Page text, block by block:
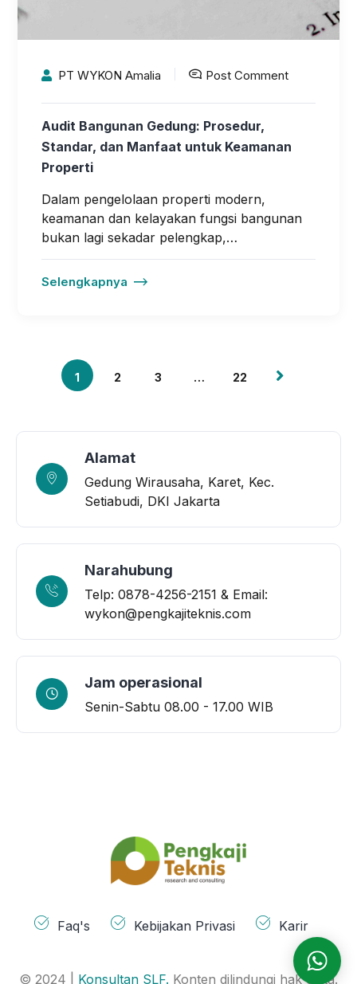
PT WYKON Amalia Post Comment
Audit Bangunan Gedung: Prosedur,
Standar, dan Manfaat untuk Keamanan
Properti
Dalam pengelolaan properti modern,
keamanan dan kelayakan fungsi bangunan
bukan lagi sekadar pelengkap,…
Selengkapnya
1 2 3 … 22
Alamat
Gedung Wirausaha, Karet, Kec.
Setiabudi, DKI Jakarta
Narahubung
Telp: 0878-4256-2151 & Email:
wykon@pengkajiteknis.com
Jam operasional
Senin-Sabtu 08.00 - 17.00 WIB
Faq's Kebijakan Privasi Karir
© 2024 | Konsultan SLF. Konten dilindungi hak cipta.